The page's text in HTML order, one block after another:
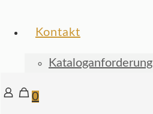
Kontakt
Kataloganforderung
0